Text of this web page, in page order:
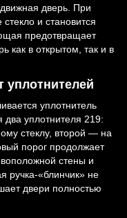
дверь. При
стекло и становится
предотвращает
как в открытом, так и в
уплотнителей
уплотнитель
два уплотнителя 219:
стеклу, второй — на
порог продолжает
стены и
ручка-«блинчик» не
двери полностью